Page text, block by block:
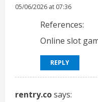
05/06/2026 at 07:36
References:
Online slot
REPLY
rentry.cosays: